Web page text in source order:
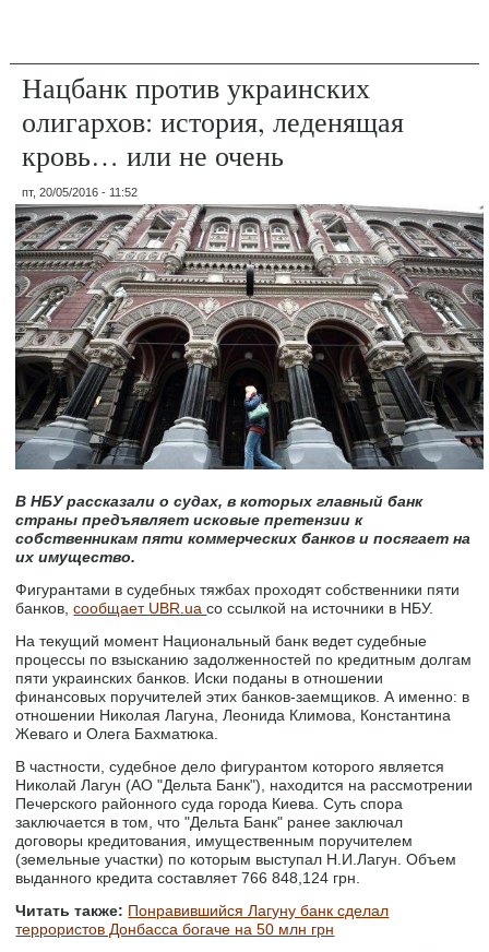
Нацбанк против украинских
олигархов: история, леденящая
кровь… или не очень
пт, 20/05/2016 - 11:52
В НБУ рассказали о судах, в которых главный банк
страны предъявляет исковые претензии к
собственникам пяти коммерческих банков и посягает на
их имущество.
Фигурантами в судебных тяжбах проходят собственники пяти
банков,сообщает UBR.uaсо ссылкой на источники в НБУ.
На текущий момент Национальный банк ведет судебные
процессы по взысканию задолженностей по кредитным долгам
пяти украинских банков. Иски поданы в отношении
финансовых поручителей этих банков-заемщиков. А именно: в
отношении Николая Лагуна, Леонида Климова, Константина
Жеваго и Олега Бахматюка.
В частности, судебное дело фигурантом которого является
Николай Лагун (АО "Дельта Банк"), находится на рассмотрении
Печерского районного суда города Киева. Суть спора
заключается в том, что "Дельта Банк" ранее заключал
договоры кредитования, имущественным поручителем
(земельные участки) по которым выступал Н.И.Лагун. Объем
выданного кредита составляет 766 848,124 грн.
Читать также: Понравившийся Лагуну банк сделал
террористов Донбасса богаче на 50 млн грн